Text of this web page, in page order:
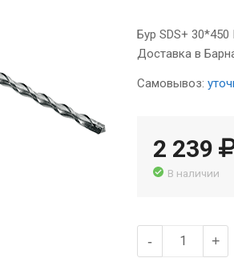
Бур SDS+
Доставка в
Самовывоз:
2 239
В наличии
- +